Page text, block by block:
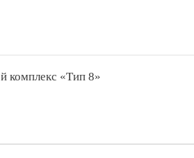
комплекс «Тип 8»